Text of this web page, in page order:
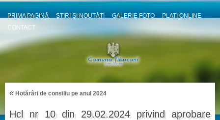
PRIMA PAGINĂ ȘTIRI ȘI NOUȚĂȚI GALERIE FOTO
PLATI ONLINE
CONTACT
«Hotărâri de consiliu pe anul 2024
Hcl nr 10 din 29.02.2024 privind aprobare